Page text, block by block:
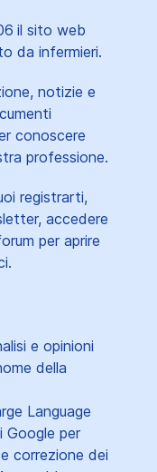
il sito web
da infermieri.
notizie e
conoscere
professione.
registrarti,
accedere
per aprire
e opinioni
della
Language
Google per
correzione dei